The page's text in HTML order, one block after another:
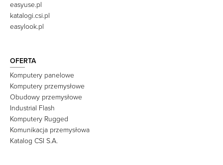
easyuse.pl
katalogi.csi.pl
easylook.pl
OFERTA
Komputery panelowe
Komputery przemysłowe
Obudowy przemysłowe
Industrial Flash
Komputery Rugged
Komunikacja przemysłowa
Katalog CSI S.A.